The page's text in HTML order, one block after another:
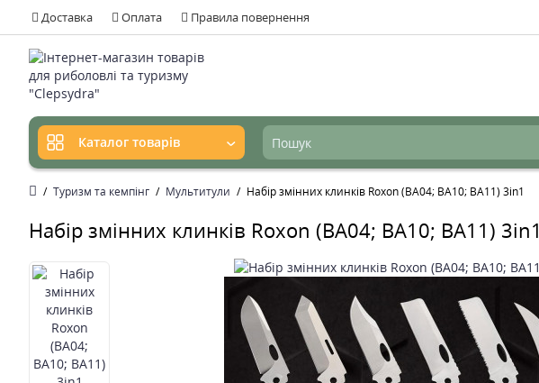
Доставка Оплата Правила повернення
Каталог товарів
Туризм та кемпінг Мультитули Набір змінних клинків Roxon (BA04; BA10; BA11) 3in1
Набір змінних клинків Roxon (BA04; BA10; BA11) 3in1